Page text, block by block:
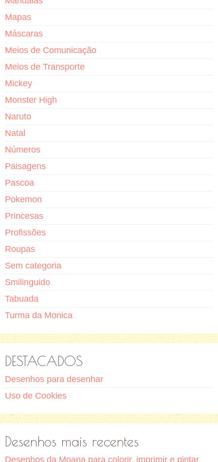
Mapas
Máscaras
Meios de Comunicação
Meios de Transporte
Mickey
Monster High
Naruto
Natal
Números
Paisagens
Pascoa
Pokemon
Princesas
Profissões
Roupas
Sem categoria
Smilinguido
Tabuada
Turma da Monica
DESTACADOS
Desenhos para desenhar
Uso de Cookies
Desenhos mais recentes
Desenhos da Moana para colorir, imprimir e pintar